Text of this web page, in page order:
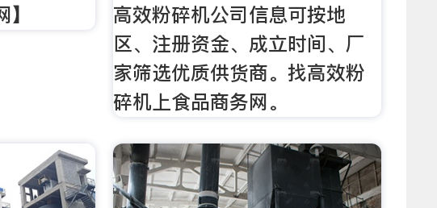
高效粉碎机公司信息可按地
区、注册资金、成立时间、厂
家筛选优质供货商。找高效粉
碎机上食品商务网。